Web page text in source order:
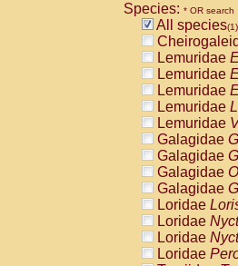
Cebidae
Cebidae
Cebidae
Cebidae
Cebidae
Atelidae
Atelidae
Atelidae
Atelidae
Atelidae
Atelidae
Atelidae
Atelidae
Atelidae
Atelidae
Pitheciidae
Species: * OR search
All species(1)
Lemuridae
Lemuridae
Lemuridae
Lemuridae
Lemuridae
Galagidae
Galagidae
Galagidae
Galagidae
Loridae
Loridae
Loridae
Loridae